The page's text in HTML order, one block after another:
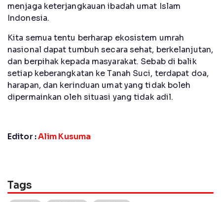
menjaga keterjangkauan ibadah umat Islam
Indonesia.
Kita semua tentu berharap ekosistem umrah
nasional dapat tumbuh secara sehat, berkelanjutan,
dan berpihak kepada masyarakat. Sebab di balik
setiap keberangkatan ke Tanah Suci, terdapat doa,
harapan, dan kerinduan umat yang tidak boleh
dipermainkan oleh situasi yang tidak adil.
Editor :Alim Kusuma
Tags